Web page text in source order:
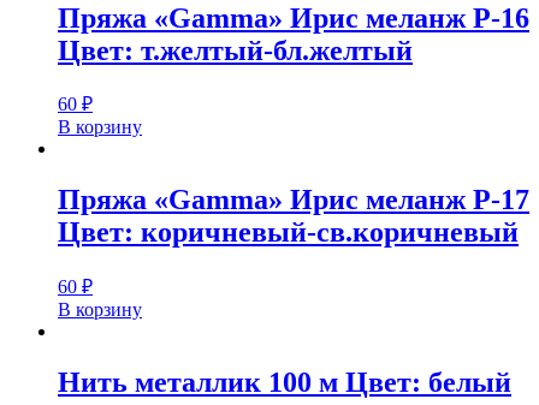
Пряжа «Gamma» Ирис меланж Р-16
Цвет: т.желтый-бл.желтый
60 ₽
В корзину
Пряжа «Gamma» Ирис меланж Р-17
Цвет: коричневый-св.коричневый
60 ₽
В корзину
Нить металлик 100 м Цвет: белый